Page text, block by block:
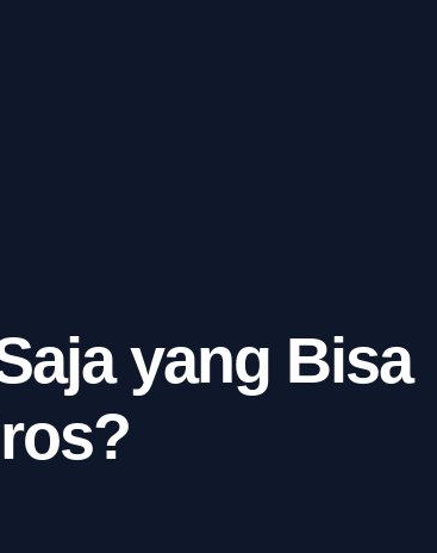
yang Bisa